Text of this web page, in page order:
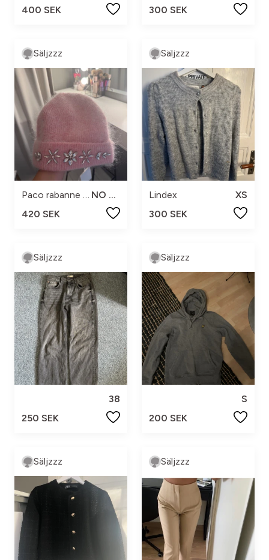
400 SEK 300 SEK
Säljzzz
Paco rabanne X H&M
NO SIZE
420 SEK
Säljzzz
Lindex
XS
300 SEK
Säljzzz
38
250 SEK
Säljzzz
S
200 SEK
Säljzzz Säljzzz